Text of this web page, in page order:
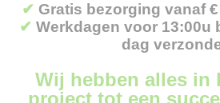
✔ Gratis bezorging vanaf
✔ Werkdagen voor 13:00u
dag
Wij hebben alles in
project tot een